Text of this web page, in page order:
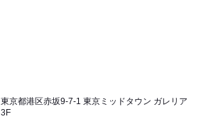
東京都港区赤坂9-7-1 東京ミッドタウン ガレリア
3F